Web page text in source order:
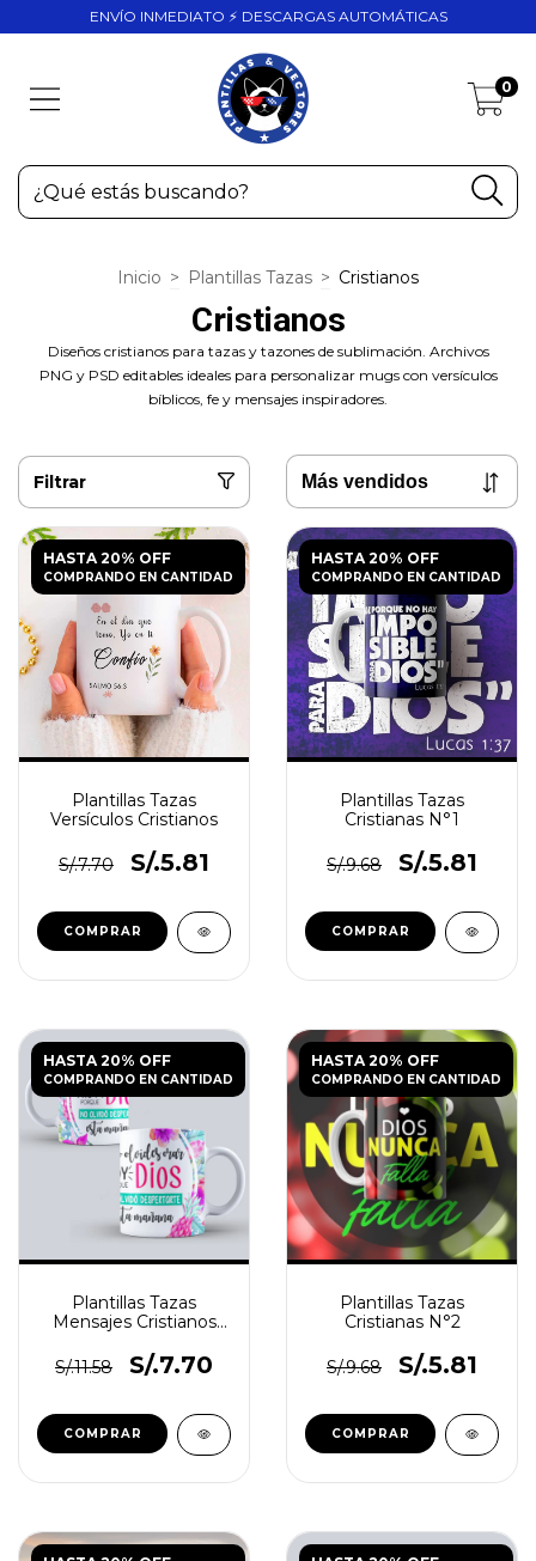
ENVÍO INMEDIATO ⚡ DESCARGAS AUTOMÁTICAS
0
Inicio > Plantillas Tazas > Cristianos
Cristianos
Diseños cristianos para tazas y tazones de sublimación. Archivos
PNG y PSD editables ideales para personalizar mugs con versículos
bíblicos, fe y mensajes inspiradores.
Filtrar
HASTA 20% OFF
COMPRANDO EN CANTIDAD
Plantillas Tazas
Versículos Cristianos
S/.7.70 S/.5.81
HASTA 20% OFF
COMPRANDO EN CANTIDAD
Plantillas Tazas
Cristianas N°1
S/.9.68 S/.5.81
HASTA 20% OFF
COMPRANDO EN CANTIDAD
Plantillas Tazas
Mensajes Cristianos
S/.11.58
S/.7.70
HASTA 20% OFF
COMPRANDO EN CANTIDAD
Plantillas Tazas
Cristianas N°2
S/.9.68 S/.5.81